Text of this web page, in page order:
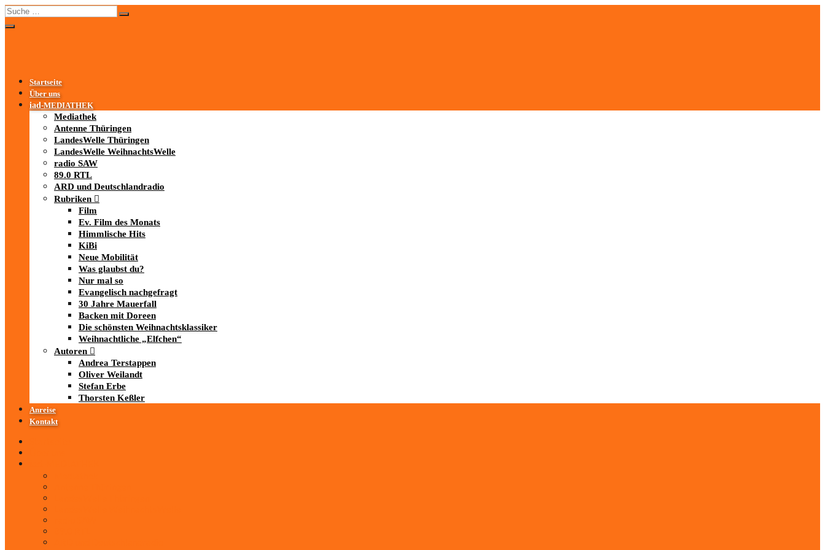
Startseite
Über uns
iad-MEDIATHEK
Mediathek
Antenne Thüringen
LandesWelle Thüringen
LandesWelle WeihnachtsWelle
radio SAW
89.0 RTL
ARD und Deutschlandradio
Rubriken
Film
Ev. Film des Monats
Himmlische Hits
KiBi
Neue Mobilität
Was glaubst du?
Nur mal so
Evangelisch nachgefragt
30 Jahre Mauerfall
Backen mit Doreen
Die schönsten Weihnachtsklassiker
Weihnachtliche „Elfchen“
Autoren
Andrea Terstappen
Oliver Weilandt
Stefan Erbe
Thorsten Keßler
Anreise
Kontakt